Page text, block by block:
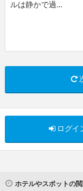
ルは静かで過...
ログイ
ホテルやスポットの